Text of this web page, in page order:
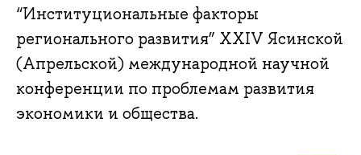
“Институциональные факторы
регионального развития” XXIV Ясинской
(Апрельской) международной научной
конференции по проблемам развития
экономики и общества.